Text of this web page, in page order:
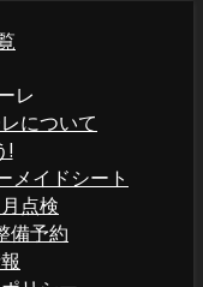
レ
について
!
メイドシート
点検
備予約